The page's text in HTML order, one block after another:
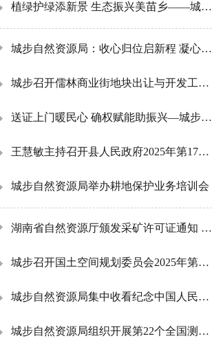
植绿护绿添新景 生态振兴美苗乡——城步自然资源局赴丹口镇桃林村开展植树节义务植树活动
城步自然资源局：收心归位启新程 凝心聚力谋发展
城步召开儒林商业街地块出让与开发工作座谈会
送证上门暖民心 确权赋能助振兴—城步县自然资源局为六马六甲村村民送上"定心丸"
王慧敏主持召开县人民政府2025年第17次常务会议
城步自然资源局举办耕地保护业务培训会
湖南省自然资源厅颁发采矿许可证通知 湘采发[2025]56号
城步召开国土空间规划委员会2025年第一次会议
城步自然资源局集中收看纪念中国人民抗日战争暨世界反法西斯战争胜利80周年大会
城步自然资源局组织开展第22个全国测绘法宣传日暨国家版图意识宣传活动